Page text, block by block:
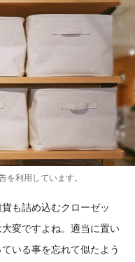
利用しています。
も詰め込むクローゼッ
変ですよね。適当に置い
いる事を忘れて似たよう